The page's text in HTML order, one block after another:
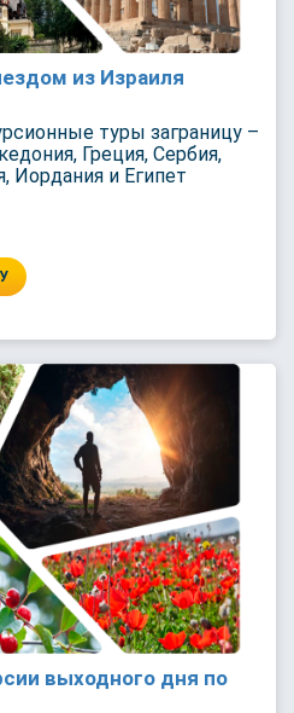
из Израиля
туры заграницу –
Греция, Сербия,
Иордания и Египет
выходного дня по